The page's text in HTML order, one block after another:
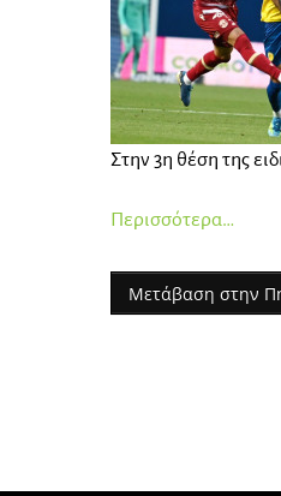
Στην 3η θέση της
Περισσότερα…
Μετάβαση στην